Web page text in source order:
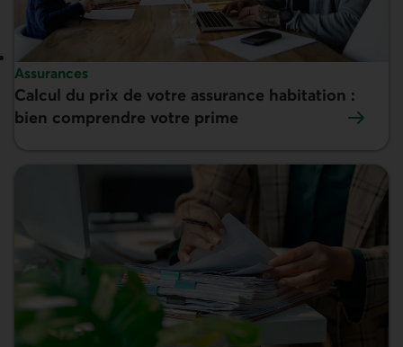
Sujet :
Assurances
En vedette :
Calcul du prix de votre assurance habitation :
bien comprendre votre prime